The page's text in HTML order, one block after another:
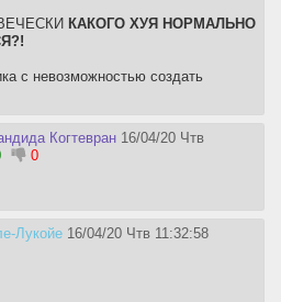
КАКОГО ХУЯ НОРМАЛЬНО
с невозможностью создать
Когтевран 16/04/20 Чтв
0
Лукойе 16/04/20 Чтв 11:32:58